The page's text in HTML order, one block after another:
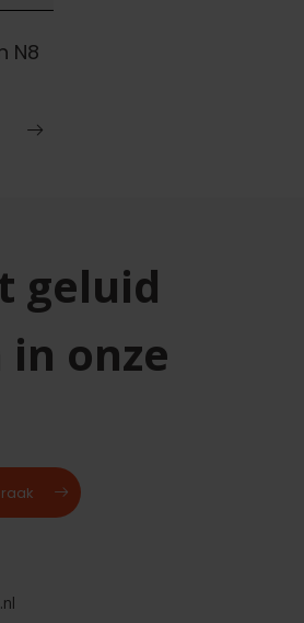
N8
geluid
onze